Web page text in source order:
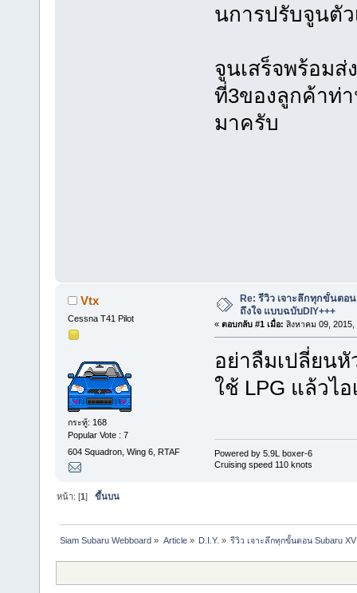
นการปรับจูนตั
จูนเสร็จพร้อม
ที่3ของลูกค้าท่
มาครับ
Vtx
Cessna T41 Pilot
กระทู้: 168
Popular Vote : 7
604 Squadron, Wing 6, RTAF
Re: รีวิว เจาะลึกทุกขั้นตอ
ถึงใจ แบบฉบับDIY+++
« ตอบกลับ #1 เมื่อ: สิงหาคม 09, 2015,
อย่าลืมเปลี่ยนหั
ใช้ LPG แล้วไ
Powered by 5.9L boxer-6
Cruising speed 110 knots
หน้า: [1]ขึ้นบน
Siam Subaru Webboard » Article» D.I.Y. » รีวิว เจาะลึกทุกขั้นตอน Subaru